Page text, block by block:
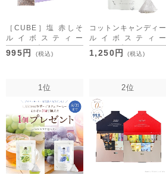
［CUBE］塩 赤しそ
ルイボスティー
1.5g×20包
995円 (税込)
コットンキャンディー
ルイボスティー
2.5g×30包
[M便 1/3]
1,250円 (税込)
1位 2位